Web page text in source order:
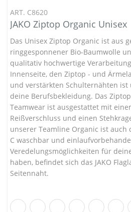
ART. C8620
JAKO Ziptop Organic Unisex
Das Unisex Ziptop Organic ist aus
ringgesponnener Bio-Baumwolle
qualitativ hochwertige
Innenseite, den Ziptop - und
und verstärkten Schulternähten
deine Berufsbekleidung. Das
Teamwear ist ausgestattet mit
Reißverschluss und einen
unserer Teamline Organic ist auch
C waschbar und
Veredelungsmöglichkeiten für
haben, befindet sich das JAKO
Seitennaht.